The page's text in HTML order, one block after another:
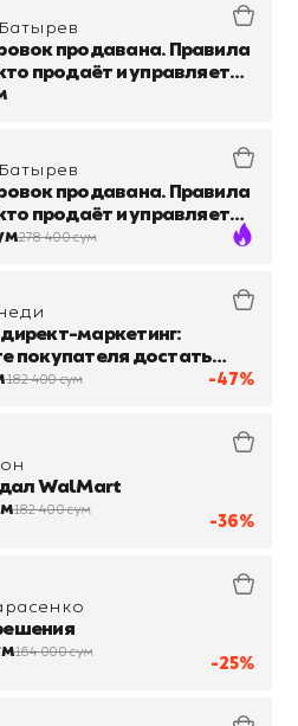
продавана. Правила
продаёт и управляет
продавана. Правила
продаёт и управляет
278 400 сум
-47%
маркетинг:
покупателя достать
182 400 сум
-36%
WalMart
182 400 сум
-25%
164 000 сум